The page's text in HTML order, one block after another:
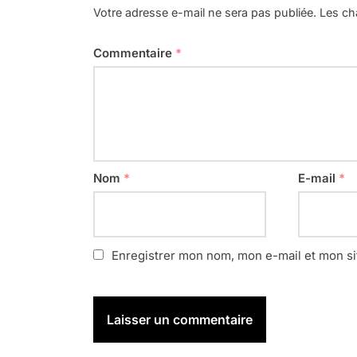
Votre adresse e-mail ne sera pas publiée. Les
Commentaire *
Nom * E-mail *
Enregistrer mon nom, mon e-mail et mon